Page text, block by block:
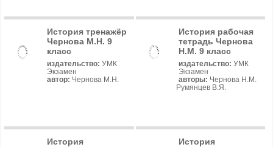
История тренажёр
Чернова М.Н. 9
класс
издательство: УМК
Экзамен
автор: Чернова М.Н.
История рабочая
тетрадь Чернова
Н.М. 9 класс
издательство: УМК
Экзамен
авторы: Чернова Н.М.
Румянцев В.Я.
История
История